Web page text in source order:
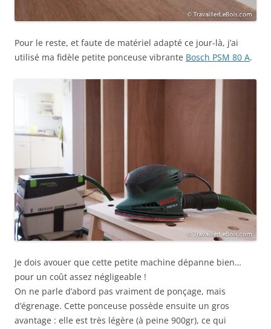
Pour le reste, et faute de matériel adapté ce jour-là, j’ai
utilisé ma fidèle petite ponceuse vibrante Bosch PSM 80 A.
Je dois avouer que cette petite machine dépanne bien…
pour un coût assez négligeable !
On ne parle d’abord pas vraiment de ponçage, mais
d’égrenage. Cette ponceuse possède ensuite un gros
avantage : elle est très légère (à peine 900gr), ce qui